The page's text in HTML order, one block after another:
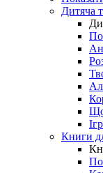
Дитяча
Книги